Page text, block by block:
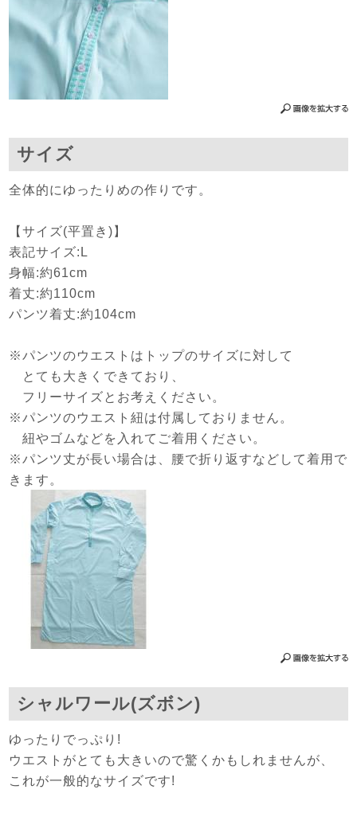
サイズ
全体的にゆったりめの作りです。
【サイズ(平置き)】
表記サイズ:L
身幅:約61cm
着丈:約110cm
パンツ着丈:約104cm
※パンツのウエストはトップのサイズに対して
とても大きくできており、
フリーサイズとお考えください。
※パンツのウエスト紐は付属しておりません。
紐やゴムなどを入れてご着用ください。
※パンツ丈が長い場合は、腰で折り返すなどして着用で
きます。
シャルワール(ズボン)
ゆったりでっぷり!
ウエストがとても大きいので驚くかもしれませんが、
これが一般的なサイズです!